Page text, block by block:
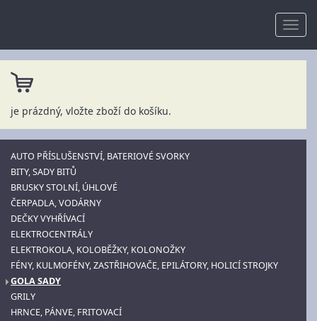
je prázdný, vložte zboží do košíku.
AUTO PŘÍSLUŠENSTVÍ, BATERIOVÉ SVORKY
BITY, SADY BITŮ
BRUSKY STOLNÍ, ÚHLOVÉ
ČERPADLA, VODÁRNY
DEČKY VYHŘÍVACÍ
ELEKTROCENTRÁLY
ELEKTROKOLA, KOLOBĚŽKY, KOLONOŽKY
FÉNY, KULMOFÉNY, ZASTŘIHOVAČE, EPILÁTORY, HOLICÍ STROJKY
GOLA SADY
GRILY
HRNCE, PÁNVE, FRITOVACÍ